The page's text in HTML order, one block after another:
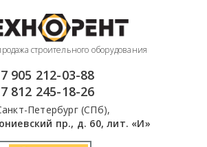
строительного оборудования
905 212-03-88
812 245-18-26
Петербург (СПб),
пр., д. 60, лит. «И»